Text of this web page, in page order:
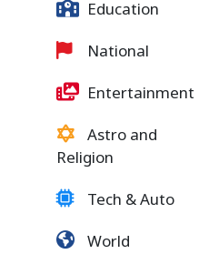
Education
National
Entertainment
Astro and
Religion
Tech & Auto
World